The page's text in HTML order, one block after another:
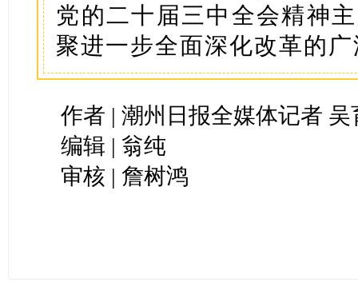
党的二十届三中全会精神
聚进一步全面深化改革的
作者 | 潮州日报全媒体记者 吴
编辑 | 翁纯
审核 | 詹树鸿